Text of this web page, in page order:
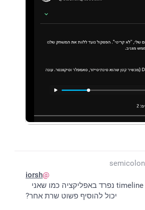
@
iorsh
יכול להוסיף פשוט שרת אחר?